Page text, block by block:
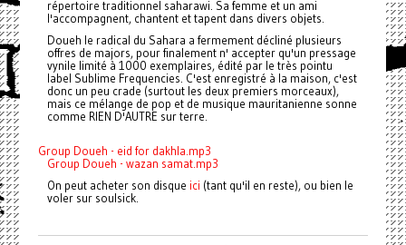
répertoire traditionnel saharawi. Sa femme et un ami
l'accompagnent, chantent et tapent dans divers objets.
Doueh le radical du Sahara a fermement décliné plusieurs
offres de majors, pour finalement n' accepter qu'un pressage
vynile limité à 1000 exemplaires, édité par le très pointu
label Sublime Frequencies. C'est enregistré à la maison, c'est
donc un peu crade (surtout les deux premiers morceaux),
mais ce mélange de pop et de musique mauritanienne sonne
comme RIEN D'AUTRE sur terre.
Group Doueh - eid for dakhla.mp3
Group Doueh - wazan samat.mp3
On peut acheter son disque ici (tant qu'il en reste), ou bien le
voler sur soulsick.